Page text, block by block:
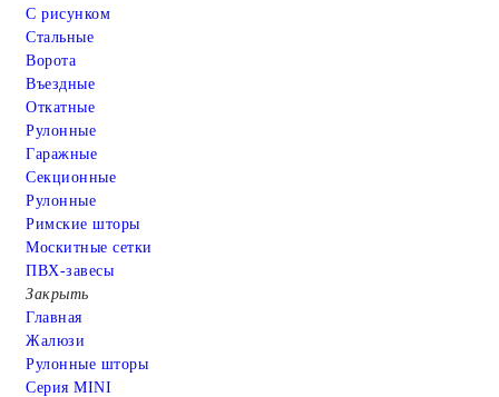
С рисунком
Стальные
Ворота
Въездные
Откатные
Рулонные
Гаражные
Cекционные
Рулонные
Римские шторы
Москитные сетки
ПВХ-завесы
Закрыть
Главная
Жалюзи
Рулонные шторы
Серия MINI